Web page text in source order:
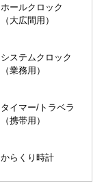
ホールクロック
（大広間用）
システムクロック
（業務用）
タイマー/トラベラ
（携帯用）
からくり時計